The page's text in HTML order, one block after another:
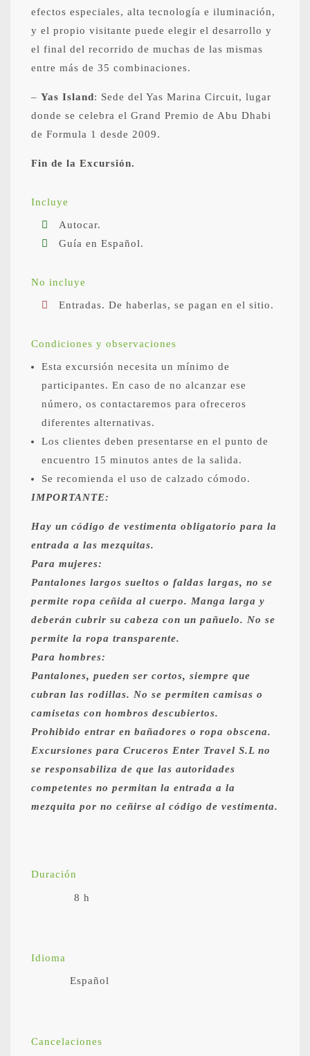
efectos especiales, alta tecnología e iluminación,
y el propio visitante puede elegir el desarrollo y
el final del recorrido de muchas de las mismas
entre más de 35 combinaciones.
– Yas Island: Sede del Yas Marina Circuit, lugar
donde se celebra el Grand Premio de Abu Dhabi
de Formula 1 desde 2009.
Fin de la Excursión.
Incluye
Autocar.
Guía en Español.
No incluye
Entradas. De haberlas, se pagan en el sitio.
Condiciones y observaciones
Esta excursión necesita un mínimo de
participantes. En caso de no alcanzar ese
número, os contactaremos para ofreceros
diferentes alternativas.
Los clientes deben presentarse en el punto de
encuentro 15 minutos antes de la salida.
Se recomienda el uso de calzado cómodo.
IMPORTANTE:
Hay un código de vestimenta obligatorio para la
entrada a las mezquitas.
Para mujeres:
Pantalones largos sueltos o faldas largas, no se
permite ropa ceñida al cuerpo. Manga larga y
deberán cubrir su cabeza con un pañuelo. No se
permite la ropa transparente.
Para hombres:
Pantalones, pueden ser cortos, siempre que
cubran las rodillas. No se permiten camisas o
camisetas con hombros descubiertos.
Prohibido entrar en bañadores o ropa obscena.
Excursiones para Cruceros Enter Travel S.L no
se responsabiliza de que las autoridades
competentes no permitan la entrada a la
mezquita por no ceñirse al código de vestimenta.
Duración
8 h
Idioma
Español
Cancelaciones